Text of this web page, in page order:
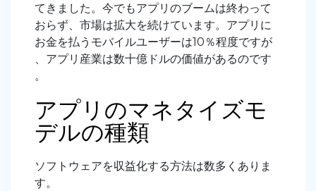
てきました。今でもアプリのブームは終わって
おらず、市場は拡大を続けています。アプリに
お金を払うモバイルユーザーは10％程度ですが
、アプリ産業は数十億ドルの価値があるのです
。
アプリのマネタイズモ
デルの種類
ソフトウェアを収益化する方法は数多くありま
す。